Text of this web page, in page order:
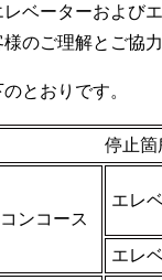
ベーターおよび
のご理解とご協
とおりです。
停止箇
ンコース
エレ
エレ